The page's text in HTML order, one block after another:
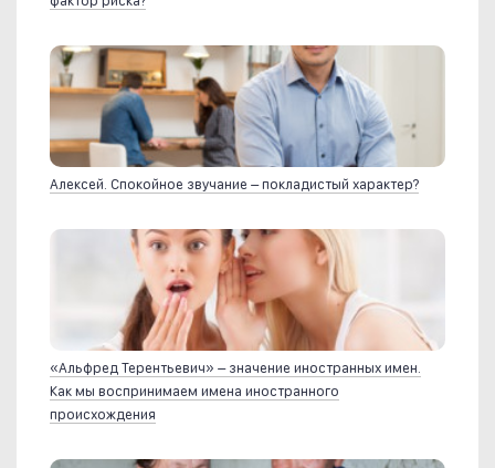
Алексей. Спокойное звучание – покладистый характер?
«Альфред Терентьевич» – значение иностранных имен.
Как мы воспринимаем имена иностранного
происхождения